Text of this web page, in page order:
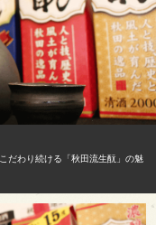
だわり続ける「秋田流生酛」の魅